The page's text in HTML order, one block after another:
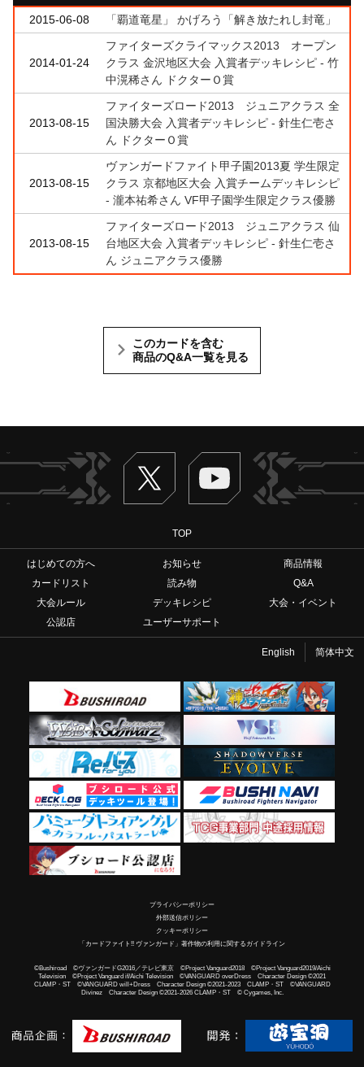
2015-06-08 「覇道竜星」 かげろう「解き放たれし封竜」
2014-01-24
ファイターズクライマックス2013 オープン
クラス 金沢地区大会 入賞者デッキレシピ - 竹
中滉稀さん ドクターＯ賞
2013-08-15
ファイターズロード2013 ジュニアクラス 全
国決勝大会 入賞者デッキレシピ - 針生仁壱さ
ん ドクターＯ賞
2013-08-15
ヴァンガードファイト甲子園2013夏 学生限定
クラス 京都地区大会 入賞チームデッキレシピ
- 瀧本祐希さん VF甲子園学生限定クラス優勝
2013-08-15
ファイターズロード2013 ジュニアクラス 仙
台地区大会 入賞者デッキレシピ - 針生仁壱さ
ん ジュニアクラス優勝
このカードを含む
商品のQ&A一覧を見る
Twitter ヴァンガードch
TOP
はじめての方へ お知らせ
商品情報
カードリスト
読み物
Q&A
大会ルール
デッキレシピ
大会・イベント
公認店
ユーザーサポート
English 简体中文
プライバシーポリシー
外部送信ポリシー
クッキーポリシー
「カードファイト!! ヴァンガード」著作物の利用に関するガイドライン
©Bushiroad ©ヴァンガードG2016／テレビ東京 ©Project Vanguard2018 ©Project Vanguard2019/Aichi
Television ©Project Vanguard if/Aichi Television ©VANGUARD overDress Character Design ©2021
CLAMP・ST ©VANGUARD will+Dress Character Design ©2021-2023 CLAMP・ST ©VANGUARD
Divinez Character Design ©2021-2026 CLAMP・ST © Cygames, Inc.